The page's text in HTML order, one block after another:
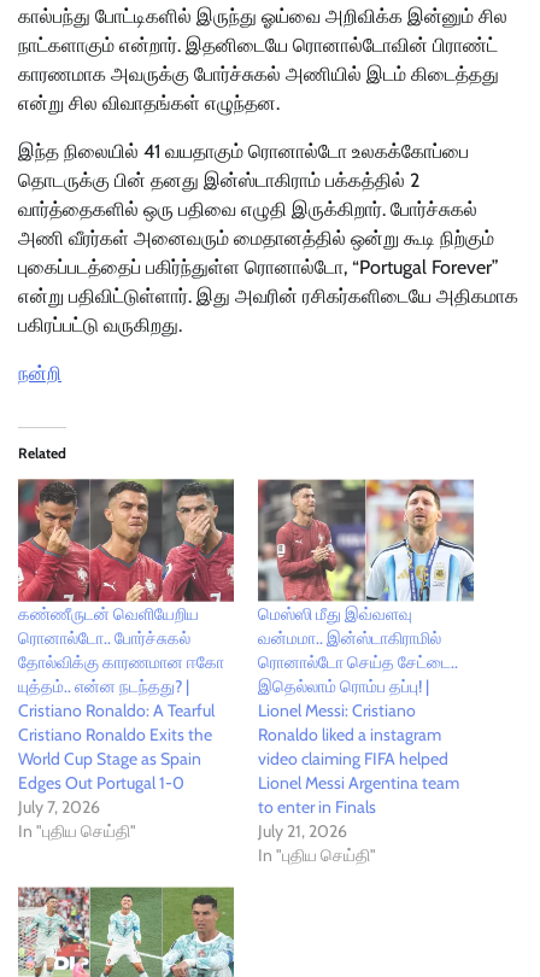
கால்பந்து போட்டிகளில் இருந்து ஓய்வை அறிவிக்க இன்னும் சில
நாட்களாகும் என்றார். இதனிடையே ரொனால்டோவின் பிராண்ட்
காரணமாக அவருக்கு போர்ச்சுகல் அணியில் இடம் கிடைத்தது
என்று சில விவாதங்கள் எழுந்தன.
இந்த நிலையில் 41 வயதாகும் ரொனால்டோ உலகக்கோப்பை
தொடருக்கு பின் தனது இன்ஸ்டாகிராம் பக்கத்தில் 2
வார்த்தைகளில் ஒரு பதிவை எழுதி இருக்கிறார். போர்ச்சுகல்
அணி வீரர்கள் அனைவரும் மைதானத்தில் ஒன்று கூடி நிற்கும்
புகைப்படத்தைப் பகிர்ந்துள்ள ரொனால்டோ, “Portugal Forever”
என்று பதிவிட்டுள்ளார். இது அவரின் ரசிகர்களிடையே அதிகமாக
பகிரப்பட்டு வருகிறது.
நன்றி
Related
கண்ணீருடன் வெளியேறிய
ரொனால்டோ.. போர்ச்சுகல்
தோல்விக்கு காரணமான ஈகோ
யுத்தம்.. என்ன நடந்தது? |
Cristiano Ronaldo: A Tearful
Cristiano Ronaldo Exits the
World Cup Stage as Spain
Edges Out Portugal 1-0
July 7, 2026
In "புதிய செய்தி"
மெஸ்ஸி மீது இவ்வளவு
வன்மமா.. இன்ஸ்டாகிராமில்
ரொனால்டோ செய்த சேட்டை..
இதெல்லாம் ரொம்ப தப்பு! |
Lionel Messi: Cristiano
Ronaldo liked a instagram
video claiming FIFA helped
Lionel Messi Argentina team
to enter in Finals
July 21, 2026
In "புதிய செய்தி"